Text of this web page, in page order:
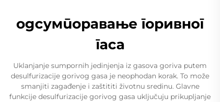
одсумпоравање горивног
гаса
Uklanjanje sumpornih jedinjenja iz gasova goriva putem
desulfurizacije gorivog gasa je neophodan korak. To može
smanjiti zagađenje i zaštititi životnu sredinu. Glavne
funkcije desulfurizacije gorivog gasa uključuju prikupljanje